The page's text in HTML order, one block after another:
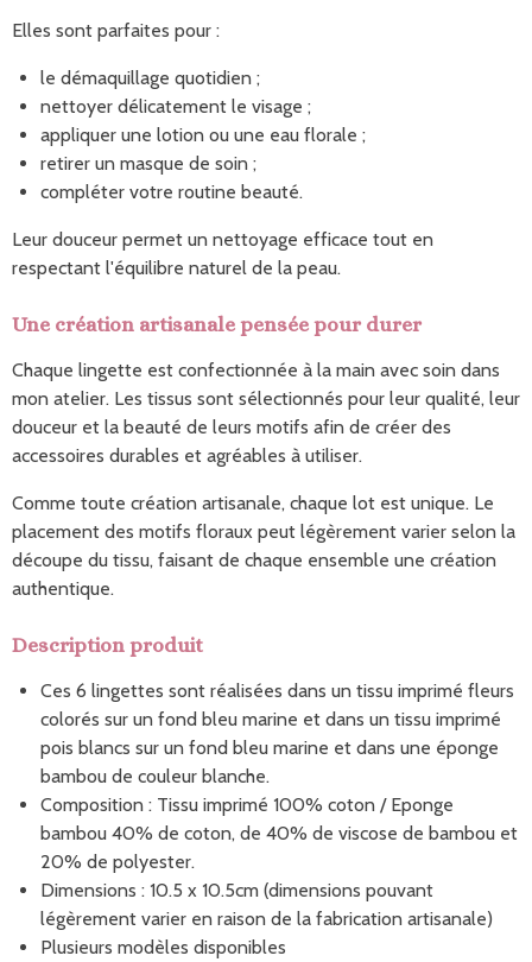
Elles sont parfaites pour :
le démaquillage quotidien ;
nettoyer délicatement le visage ;
appliquer une lotion ou une eau florale ;
retirer un masque de soin ;
compléter votre routine beauté.
Leur douceur permet un nettoyage efficace tout en
respectant l'équilibre naturel de la peau.
Une création artisanale pensée pour durer
Chaque lingette est confectionnée à la main avec soin dans
mon atelier. Les tissus sont sélectionnés pour leur qualité, leur
douceur et la beauté de leurs motifs afin de créer des
accessoires durables et agréables à utiliser.
Comme toute création artisanale, chaque lot est unique. Le
placement des motifs floraux peut légèrement varier selon la
découpe du tissu, faisant de chaque ensemble une création
authentique.
Description produit
Ces 6 lingettes sont réalisées dans un tissu imprimé fleurs
colorés sur un fond bleu marine et dans un tissu imprimé
pois blancs sur un fond bleu marine et dans une éponge
bambou de couleur blanche.
Composition : Tissu imprimé 100% coton / Eponge
bambou 40% de coton, de 40% de viscose de bambou et
20% de polyester.
Dimensions : 10.5 x 10.5cm (dimensions pouvant
légèrement varier en raison de la fabrication artisanale)
Plusieurs modèles disponibles